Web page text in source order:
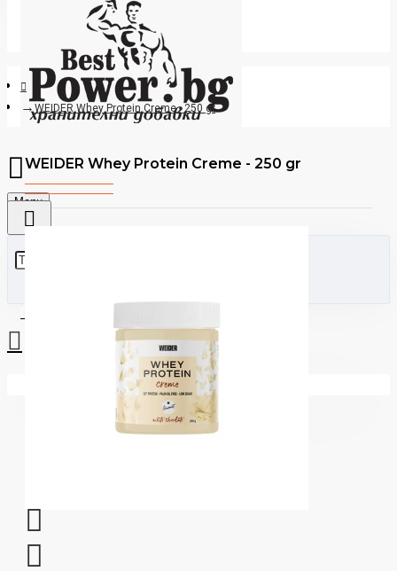
Регистрация
Menu
Вашата количка е празна!
WEIDER Whey Protein Creme - 250 gr
WEIDER Whey Protein Creme - 250 gr